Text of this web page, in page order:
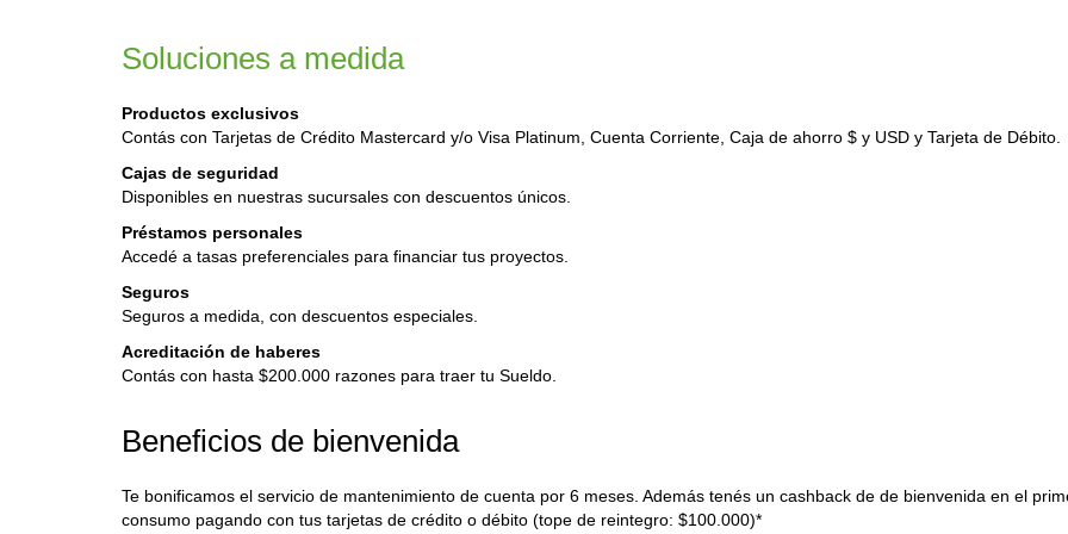
Soluciones a medida
Productos exclusivos
Contás con Tarjetas de Crédito Mastercard y/o Visa Platinum, Cuenta Corriente, Caja de ahorro $ y USD y Tarjeta de Débito.
Cajas de seguridad
Disponibles en nuestras sucursales con descuentos únicos.
Préstamos personales
Accedé a tasas preferenciales para financiar tus proyectos.
Seguros
Seguros a medida, con descuentos especiales.
Acreditación de haberes
Contás con hasta $200.000 razones para traer tu Sueldo.
Beneficios de bienvenida
Te bonificamos el servicio de mantenimiento de cuenta por 6 meses. Además tenés un cashback de de bienvenida en el
consumo pagando con tus tarjetas de crédito o débito (tope de reintegro: $100.000)*